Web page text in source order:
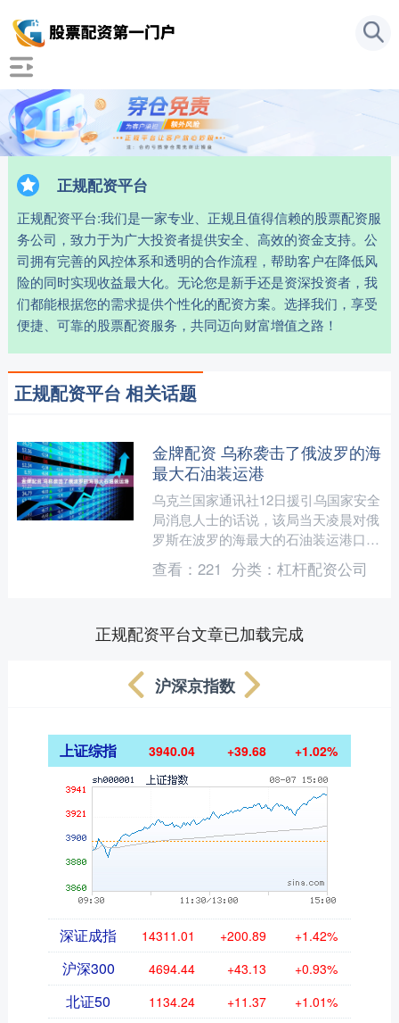
正规配资平台
正规配资平台:我们是一家专业、正规且值得信赖的股票配资服
务公司，致力于为广大投资者提供安全、高效的资金支持。公
司拥有完善的风控体系和透明的合作流程，帮助客户在降低风
险的同时实现收益最大化。无论您是新手还是资深投资者，我
们都能根据您的需求提供个性化的配资方案。选择我们，享受
便捷、可靠的股票配资服务，共同迈向财富增值之路！
正规配资平台 相关话题
金牌配资 乌称袭击了俄波罗的海
最大石油装运港
乌克兰国家通讯社12日援引乌国家安全
局消息人士的话说，该局当天凌晨对俄
罗斯在波罗的海最大的石油装运港口普
里莫尔斯克港发动了无人机袭击，该港
口也是俄罗斯波罗的海输....
查看： 221 分类： 杠杆配资公司
正规配资平台文章已加载完成
沪深京指数
上证综指 3940.04 +39.68 +1.02%
深证成指 14311.01 +200.89 +1.42%
沪深300 4694.44 +43.13 +0.93%
北证50 1134.24 +11.37 +1.01%